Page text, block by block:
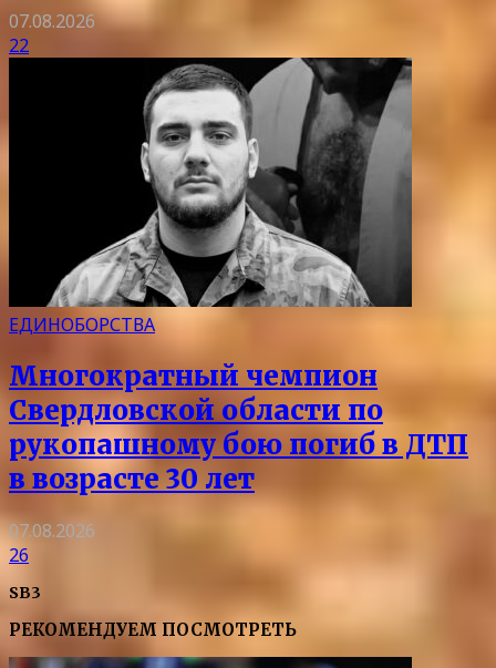
07.08.2026
22
ЕДИНОБОРСТВА
Многократный чемпион
Свердловской области по
рукопашному бою погиб в ДТП
в возрасте 30 лет
07.08.2026
26
SB3
РЕКОМЕНДУЕМ ПОСМОТРЕТЬ